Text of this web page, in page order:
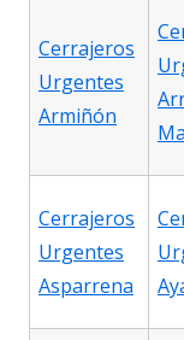
Cerrajeros
Urgentes
Armiñón
Cerrajeros
Urgentes
Asparrena